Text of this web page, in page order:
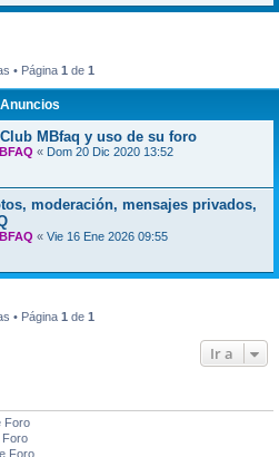
• Página 1 de 1
Anuncios
MBfaq y uso de su foro
« Dom 20 Dic 2020 13:52
moderación, mensajes privados,
« Vie 16 Ene 2026 09:55
• Página 1 de 1
Ir a
Foro
Foro
Foro